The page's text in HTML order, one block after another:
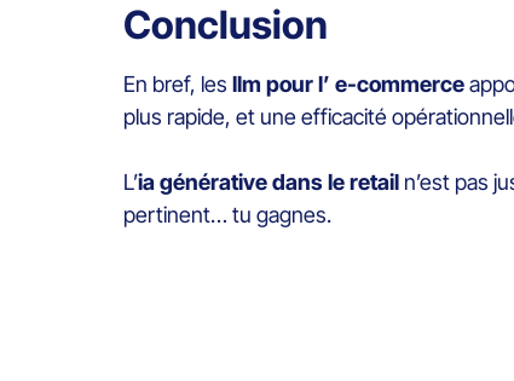
Conclusion
En bref, les llm pour l’ e-commerce
plus rapide, et une efficacité
L’ia générative dans le retail n’est pas
pertinent… tu gagnes.